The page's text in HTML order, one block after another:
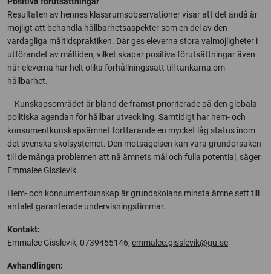
Resultaten av hennes klassrumsobservationer visar att det ändå är
möjligt att behandla hållbarhetsaspekter som en del av den
vardagliga måltidspraktiken. Där ges eleverna stora valmöjligheter i
utförandet av måltiden, vilket skapar positiva förutsättningar även
när eleverna har helt olika förhållningssätt till tankarna om
hållbarhet.
– Kunskapsområdet är bland de främst prioriterade på den globala
politiska agendan för hållbar utveckling. Samtidigt har hem- och
konsumentkunskapsämnet fortfarande en mycket låg status inom
det svenska skolsystemet. Den motsägelsen kan vara grundorsaken
till de många problemen att nå ämnets mål och fulla potential, säger
Emmalee Gisslevik.
Hem- och konsumentkunskap är grundskolans minsta ämne sett till
antalet garanterade undervisningstimmar.
Kontakt:
Emmalee Gisslevik, 0739455146, emmalee.gisslevik@gu.se
Avhandlingen: